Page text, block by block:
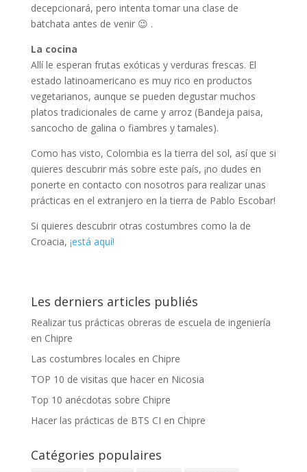
decepcionará, pero intenta tomar una clase de
batchata antes de venir 😉 .
La cocina
Allí le esperan frutas exóticas y verduras frescas. El
estado latinoamericano es muy rico en productos
vegetarianos, aunque se pueden degustar muchos
platos tradicionales de carne y arroz (Bandeja paisa,
sancocho de galina o fiambres y tamales).
Como has visto, Colombia es la tierra del sol, así que si
quieres descubrir más sobre este país, ¡no dudes en
ponerte en contacto con nosotros para realizar unas
prácticas en el extranjero en la tierra de Pablo Escobar!
Si quieres descubrir otras costumbres como la de
Croacia, ¡está aquí!
Les derniers articles publiés
Realizar tus prácticas obreras de escuela de ingeniería
en Chipre
Las costumbres locales en Chipre
TOP 10 de visitas que hacer en Nicosia
Top 10 anécdotas sobre Chipre
Hacer las prácticas de BTS CI en Chipre
Catégories populaires